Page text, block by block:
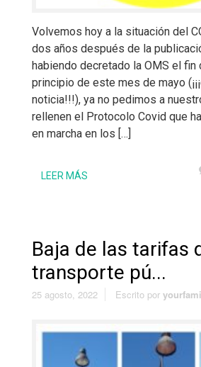
Volvemos hoy a la situación del
dos años después de la
habiendo decretado la OMS el fin
principio de este mes de mayo
noticia!!!), ya no pedimos a
rellenen el Protocolo Covid que
en marcha en los […]
LEER MÁS
Baja de las tarifas
transporte pú...
25 agosto, 2022 Escrito por